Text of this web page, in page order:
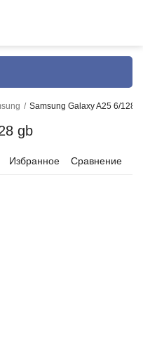
/ Samsung Galaxy A25 6/128
gb
Избранное Сравнение